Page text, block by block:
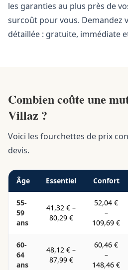
les garanties au plus près de
surcoût pour vous. Demandez
détaillée : gratuite, immédiate
Combien coûte une
Villaz ?
Voici les fourchettes de prix
devis.
Âge Essentiel Confort
55-
59
ans
41,32 € –
80,29 €
52,04 €
–
109,69 €
60-
64
ans
48,12 € –
87,99 €
60,46 €
–
148,46 €